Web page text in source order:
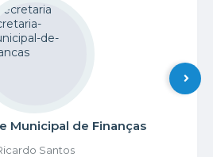
Municipal de Finanças
Santos